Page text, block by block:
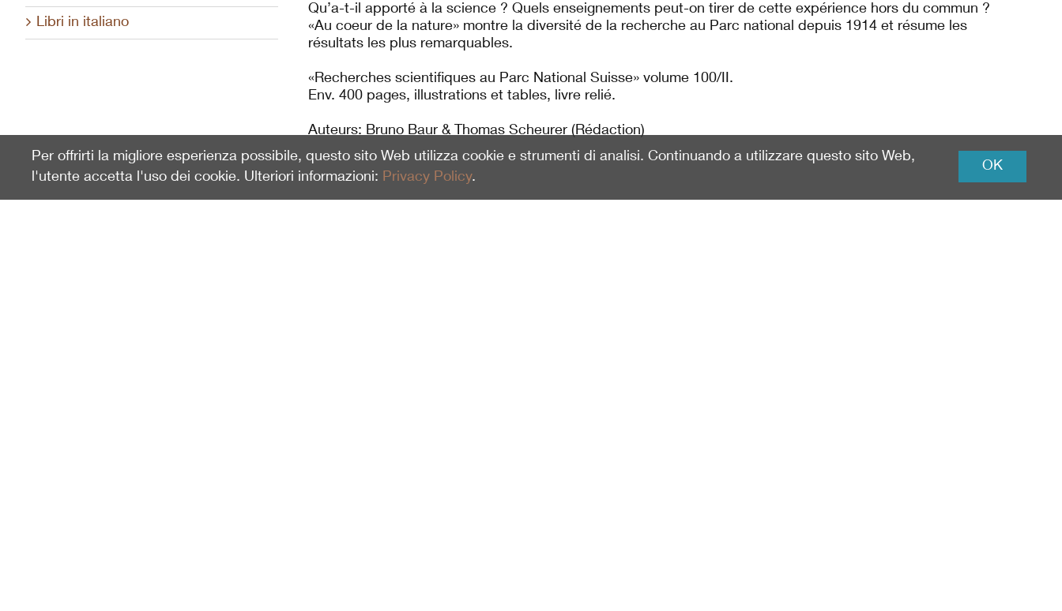
Libri in italiano
Qu’a-t-il apporté à la science ? Quels enseignements peut-on tirer de cette expérience hors du commun ?
«Au coeur de la nature» montre la diversité de la recherche au Parc national depuis 1914 et résume les
résultats les plus remarquables.
«Recherches scientifiques au Parc National Suisse» volume 100/II.
Env. 400 pages, illustrations et tables, livre relié.
Auteurs: Bruno Baur & Thomas Scheurer (Rédaction)
OK
Per offrirti la migliore esperienza possibile, questo sito Web utilizza cookie e strumenti di analisi. Continuando a utilizzare questo sito Web,
l'utente accetta l'uso dei cookie. Ulteriori informazioni: Privacy Policy.